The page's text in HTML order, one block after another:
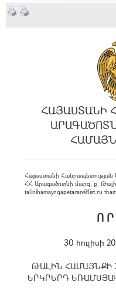
ՀԱՅԱՍՏԱՆԻ
Հայաստանի Հանրապետության
ՀՀ Արագածոտնի մարզ, ք.
talinihamaynqapetaran@list.ru
Ո
30 հուլիսի
ԹԱԼԻՆ ՀԱՄԱՅՆՔԻ
ԵՐԿՐԵՐԴ